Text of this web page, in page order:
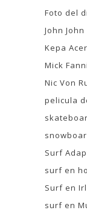
Foto del
John
Kepa
Mick
Nic Von
pelicula
Surf
surf en
Surf en
surf en